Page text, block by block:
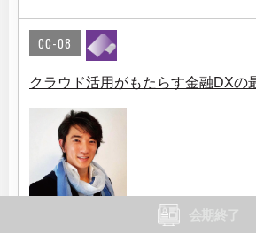
CC-08
クラウド活用がもたらす金融DXの